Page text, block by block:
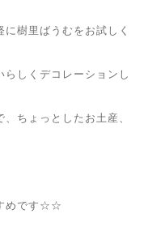
樹里ばうむをお試しく
らしくデコレーションし
ちょっとしたお土産、
めです☆☆